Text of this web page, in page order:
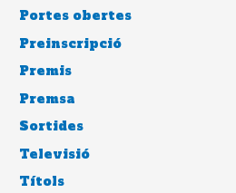
Portes obertes
Preinscripció
Premis
Premsa
Sortides
Televisió
Títols